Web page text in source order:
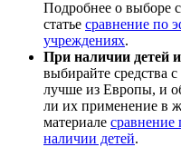
Подробнее о выборе
статье сравнение по
учреждениях.
При наличии детей
выбирайте средства
лучше из Европы, и
ли их применение в
материале сравнение
наличии детей.